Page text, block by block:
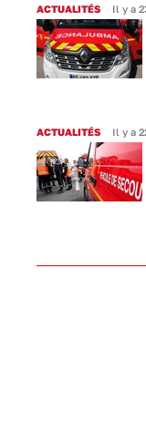
ACTUALITÉS Il y a
ACTUALITÉS Il y a